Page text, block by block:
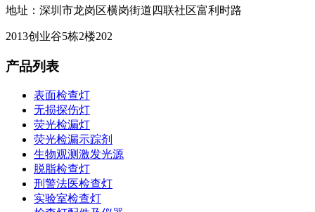
地址：深圳市龙岗区横岗街道四联社区富利时路
2013创业谷5栋2楼202
产品列表
表面检查灯
无损探伤灯
荧光检漏灯
荧光检漏示踪剂
生物观测激发光源
脱脂检查灯
刑警法医检查灯
实验室检查灯